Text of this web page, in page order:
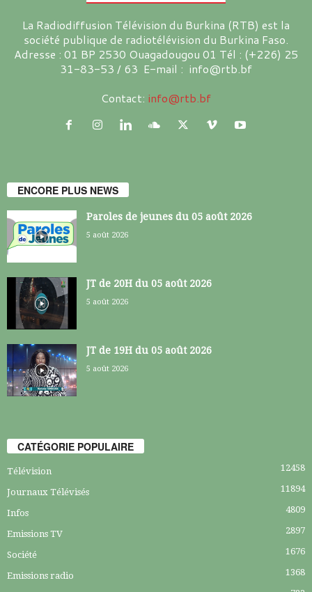
La Radiodiffusion Télévision du Burkina (RTB) est la
société publique de radiotélévision du Burkina Faso.
Adresse : 01 BP 2530 Ouagadougou 01 Tél : (+226) 25
31-83-53 / 63 E-mail : info@rtb.bf
Contact: info@rtb.bf
ENCORE PLUS NEWS
Paroles de jeunes du 05 août 2026
5 août 2026
JT de 20H du 05 août 2026
5 août 2026
JT de 19H du 05 août 2026
5 août 2026
CATÉGORIE POPULAIRE
Télévision 12458
Journaux Télévisés 11894
Infos 4809
Emissions TV 2897
Société 1676
Emissions radio 1368